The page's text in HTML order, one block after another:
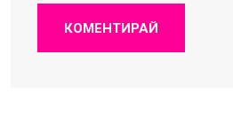
КОМЕНТИРАЙ